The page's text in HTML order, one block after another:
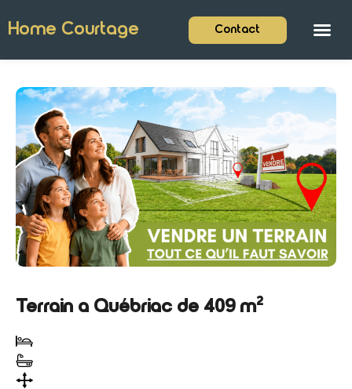
Home Courtage Contact
Terrain a Québriac de 409 m²